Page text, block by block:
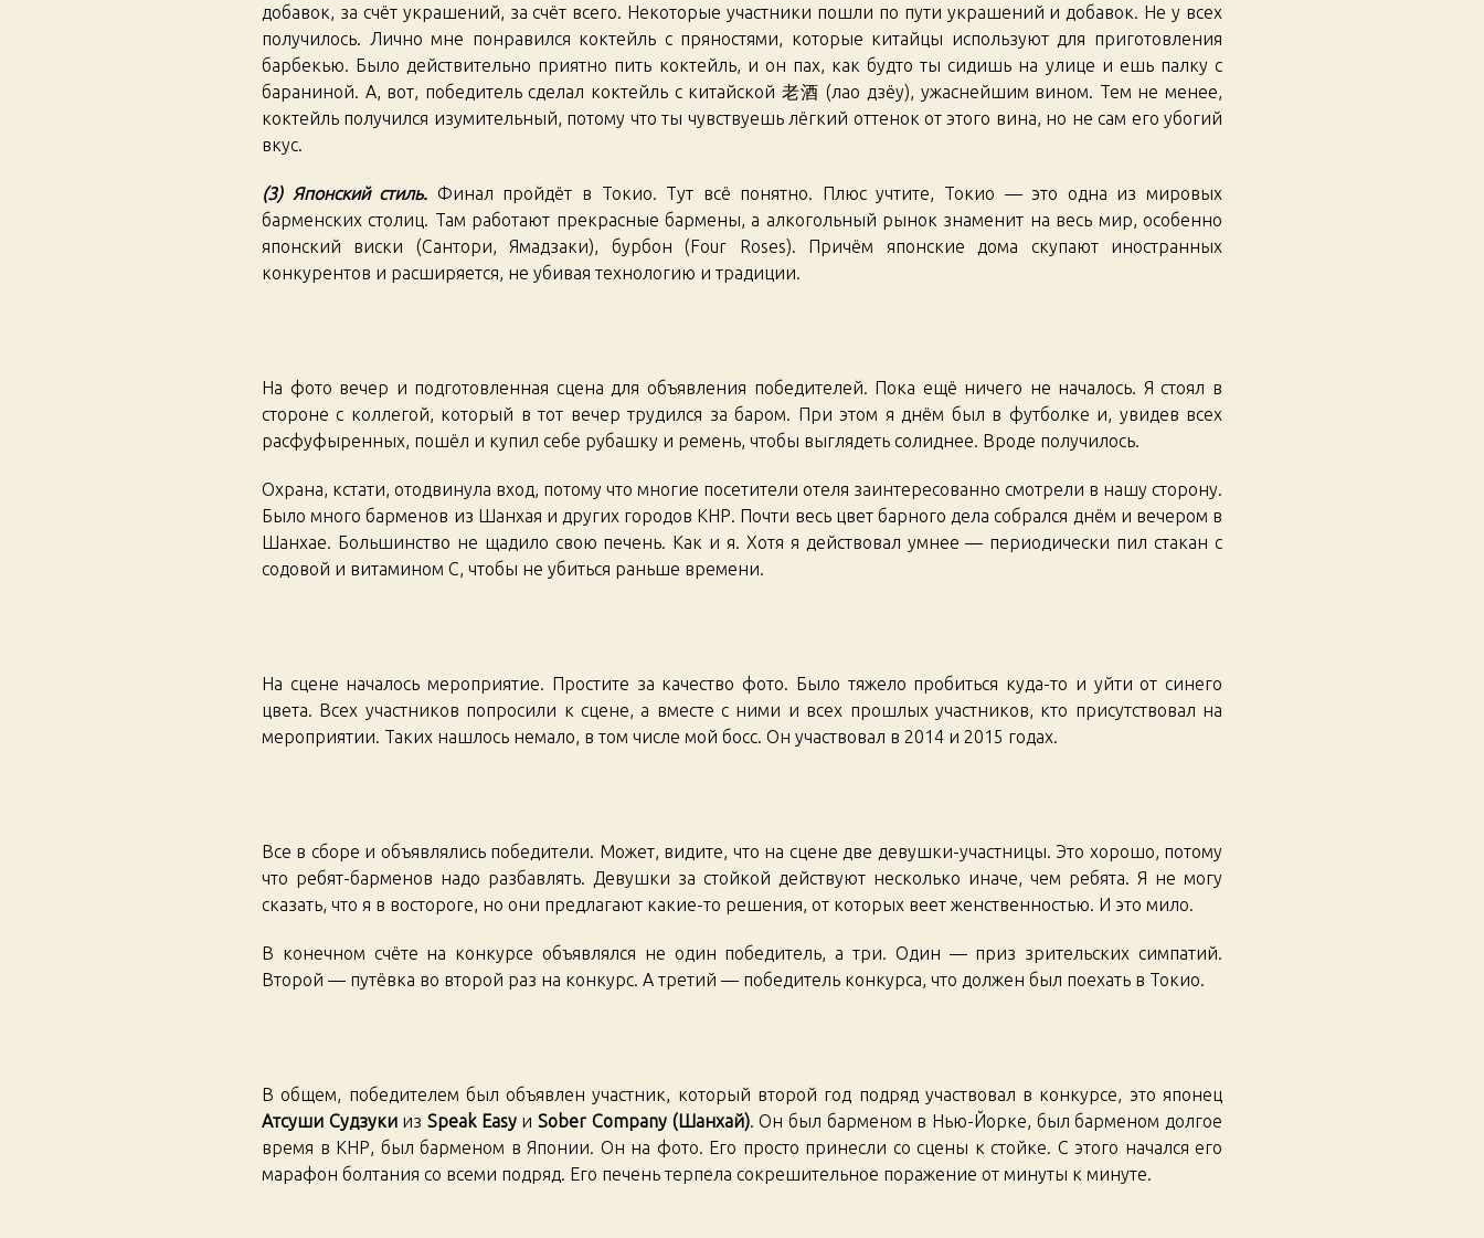
добавок, за счёт украшений, за счёт всего. Некоторые участники пошли по пути украшений и добавок. Не у всех
получилось. Лично мне понравился коктейль с пряностями, которые китайцы используют для приготовления
барбекью. Было действительно приятно пить коктейль, и он пах, как будто ты сидишь на улице и ешь палку с
бараниной. А, вот, победитель сделал коктейль с китайской 老酒 (лао дзёу), ужаснейшим вином. Тем не менее,
коктейль получился изумительный, потому что ты чувствуешь лёгкий оттенок от этого вина, но не сам его убогий
вкус.
(3) Японский стиль. Финал пройдёт в Токио. Тут всё понятно. Плюс учтите, Токио — это одна из мировых
барменских столиц. Там работают прекрасные бармены, а алкогольный рынок знаменит на весь мир, особенно
японский виски (Сантори, Ямадзаки), бурбон (Four Roses). Причём японские дома скупают иностранных
конкурентов и расширяется, не убивая технологию и традиции.
На фото вечер и подготовленная сцена для объявления победителей. Пока ещё ничего не началось. Я стоял в
стороне с коллегой, который в тот вечер трудился за баром. При этом я днём был в футболке и, увидев всех
расфуфыренных, пошёл и купил себе рубашку и ремень, чтобы выглядеть солиднее. Вроде получилось.
Охрана, кстати, отодвинула вход, потому что многие посетители отеля заинтересованно смотрели в нашу сторону.
Было много барменов из Шанхая и других городов КНР. Почти весь цвет барного дела собрался днём и вечером в
Шанхае. Большинство не щадило свою печень. Как и я. Хотя я действовал умнее — периодически пил стакан с
содовой и витамином C, чтобы не убиться раньше времени.
На сцене началось мероприятие. Простите за качество фото. Было тяжело пробиться куда-то и уйти от синего
цвета. Всех участников попросили к сцене, а вместе с ними и всех прошлых участников, кто присутствовал на
мероприятии. Таких нашлось немало, в том числе мой босс. Он участвовал в 2014 и 2015 годах.
Все в сборе и объявлялись победители. Может, видите, что на сцене две девушки-участницы. Это хорошо, потому
что ребят-барменов надо разбавлять. Девушки за стойкой действуют несколько иначе, чем ребята. Я не могу
сказать, что я в востороге, но они предлагают какие-то решения, от которых веет женственностью. И это мило.
В конечном счёте на конкурсе объявлялся не один победитель, а три. Один — приз зрительских симпатий.
Второй — путёвка во второй раз на конкурс. А третий — победитель конкурса, что должен был поехать в Токио.
В общем, победителем был объявлен участник, который второй год подряд участвовал в конкурсе, это японец
Атсуши СудзукиизSpeak EasyиSober Company (Шанхай). Он был барменом в Нью-Йорке, был барменом долгое
время в КНР, был барменом в Японии. Он на фото. Его просто принесли со сцены к стойке. С этого начался его
марафон болтания со всеми подряд. Его печень терпела сокрешительное поражение от минуты к минуте.